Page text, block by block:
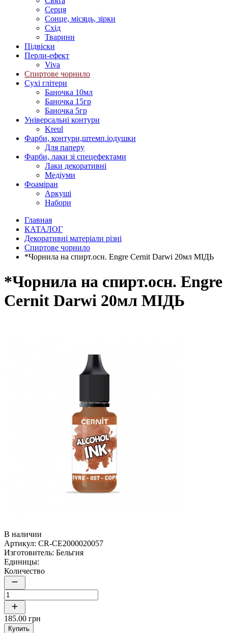
Серця
Сонце, місяць, зірки
Схід
Тварини
Підвіски
Перли-ефект
Viva
Спиртове чорнило
Сухі глітери
Баночка 10мл
Баночка 15гр
Баночка 5гр
Універсальні контури
Kreul
Фарби, контури,штемп.іодушки
Для паперу
Фарби, лаки зі спецефектами
Лаки декоративні
Медіуми
Фоаміран
Аркуші
Набори
Главная
КАТАЛОГ
Декоративні матеріали різні
Спиртове чорнило
*Чорнила на спирт.осн. Engre Cernit Darwi 20мл МІДЬ
*Чорнила на спирт.осн. Engre
Cernit Darwi 20мл МІДЬ
В наличии
Артикул: CR-CE2000020057
Изготовитель: Бельгия
Единицы:
Количество
185.00 грн
Купить